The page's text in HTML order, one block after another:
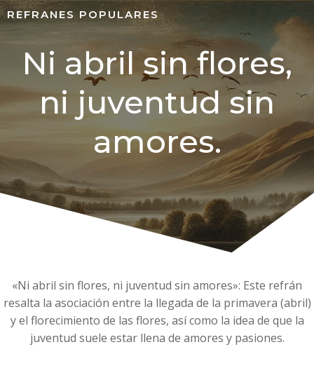
REFRANES POPULARES
Ni abril sin flores,
ni juventud sin
amores.
«Ni abril sin flores, ni juventud sin amores»: Este refrán
resalta la asociación entre la llegada de la primavera (abril)
y el florecimiento de las flores, así como la idea de que la
juventud suele estar llena de amores y pasiones.